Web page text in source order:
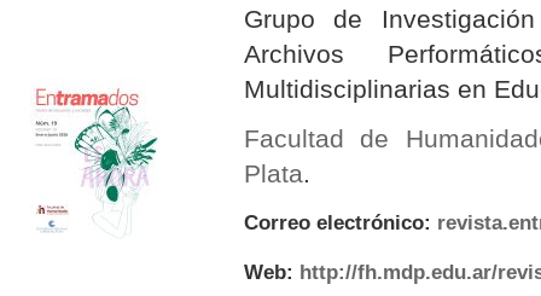
Grupo de
Archivos
Multidisciplinarias en
Facultad de
Plata.
Correo electrónico:
Web: http://fh.mdp.edu.ar/